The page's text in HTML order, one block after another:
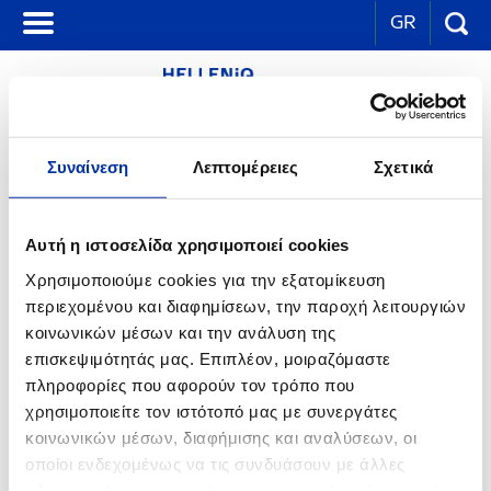
Συναίνεση Λεπτομέρειες Σχετικά
Αυτή η ιστοσελίδα χρησιμοποιεί cookies
Χρησιμοποιούμε cookies για την εξατομίκευση
περιεχομένου και διαφημίσεων, την παροχή λειτουργιών
κοινωνικών μέσων και την ανάλυση της
επισκεψιμότητάς μας. Επιπλέον, μοιραζόμαστε
πληροφορίες που αφορούν τον τρόπο που
χρησιμοποιείτε τον ιστότοπό μας με συνεργάτες
κοινωνικών μέσων, διαφήμισης και αναλύσεων, οι
οποίοι ενδεχομένως να τις συνδυάσουν με άλλες
GR
ΜΟΝΑΔΕΣ ΕΝΕΡΓΕΙΑΣ & ΠΙΝΑΚΕΣ
ΜΕΤΑΤΡΟΠΗΣ
Μονάδες ενέργειας και πίνακες μετατροπής
Συνήθεις μονάδες
Συνήθεις μετατροπές
Προθέματα & Ισοδύναμα